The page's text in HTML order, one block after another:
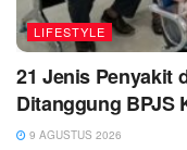
LIFESTYLE
21 Jenis Penyakit
Ditanggung BPJS
9 AGUSTUS 2026